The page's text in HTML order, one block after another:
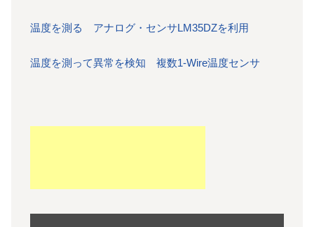
温度を測る アナログ・センサLM35DZを利用
温度を測って異常を検知 複数1-Wire温度センサ